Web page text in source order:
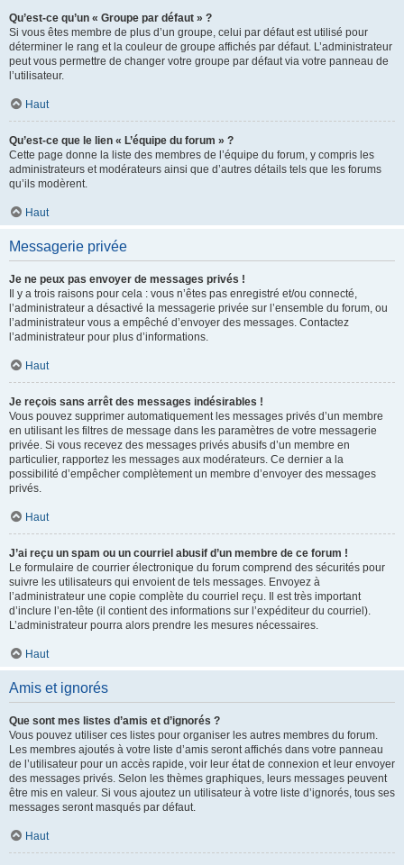
Qu’est-ce qu’un « Groupe par défaut » ?
Si vous êtes membre de plus d’un groupe, celui par défaut est utilisé pour
déterminer le rang et la couleur de groupe affichés par défaut. L’administrateur
peut vous permettre de changer votre groupe par défaut via votre panneau de
l’utilisateur.
Haut
Qu’est-ce que le lien « L’équipe du forum » ?
Cette page donne la liste des membres de l’équipe du forum, y compris les
administrateurs et modérateurs ainsi que d’autres détails tels que les forums
qu’ils modèrent.
Haut
Messagerie privée
Je ne peux pas envoyer de messages privés !
Il y a trois raisons pour cela : vous n’êtes pas enregistré et/ou connecté,
l’administrateur a désactivé la messagerie privée sur l’ensemble du forum, ou
l’administrateur vous a empêché d’envoyer des messages. Contactez
l’administrateur pour plus d’informations.
Haut
Je reçois sans arrêt des messages indésirables !
Vous pouvez supprimer automatiquement les messages privés d’un membre
en utilisant les filtres de message dans les paramètres de votre messagerie
privée. Si vous recevez des messages privés abusifs d’un membre en
particulier, rapportez les messages aux modérateurs. Ce dernier a la
possibilité d’empêcher complètement un membre d’envoyer des messages
privés.
Haut
J’ai reçu un spam ou un courriel abusif d’un membre de ce forum !
Le formulaire de courrier électronique du forum comprend des sécurités pour
suivre les utilisateurs qui envoient de tels messages. Envoyez à
l’administrateur une copie complète du courriel reçu. Il est très important
d’inclure l’en-tête (il contient des informations sur l’expéditeur du courriel).
L’administrateur pourra alors prendre les mesures nécessaires.
Haut
Amis et ignorés
Que sont mes listes d’amis et d’ignorés ?
Vous pouvez utiliser ces listes pour organiser les autres membres du forum.
Les membres ajoutés à votre liste d’amis seront affichés dans votre panneau
de l’utilisateur pour un accès rapide, voir leur état de connexion et leur envoyer
des messages privés. Selon les thèmes graphiques, leurs messages peuvent
être mis en valeur. Si vous ajoutez un utilisateur à votre liste d’ignorés, tous ses
messages seront masqués par défaut.
Haut